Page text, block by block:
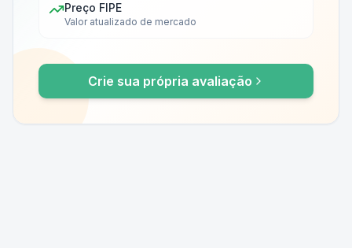
Preço FIPE
Valor atualizado de mercado
Crie sua própria avaliação